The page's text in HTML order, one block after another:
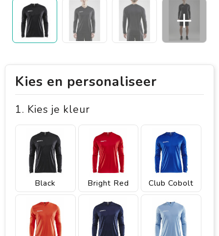
Kies en personaliseer
1. Kies je kleur
Black Bright Red Club Cobolt